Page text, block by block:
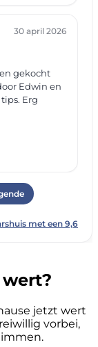
jetzt wert
vorbei,